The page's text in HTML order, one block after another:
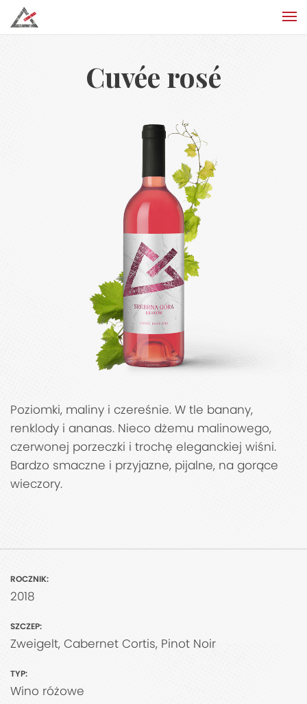
Cuvée rosé
Poziomki, maliny i czereśnie. W tle banany,
renklody i ananas. Nieco dżemu malinowego,
czerwonej porzeczki i trochę eleganckiej wiśni.
Bardzo smaczne i przyjazne, pijalne, na gorące
wieczory.
ROCZNIK:
2018
SZCZEP:
Zweigelt, Cabernet Cortis, Pinot Noir
TYP:
Wino różowe